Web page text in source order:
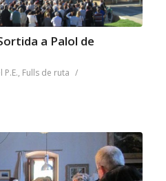
a Palol de
P.E., Fulls de ruta /